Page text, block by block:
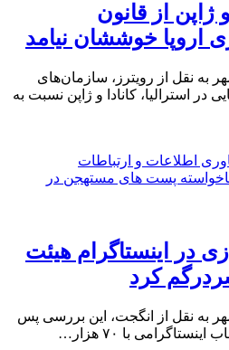
و ژاپن از قانون
اروپا خوششان نیامد
به نقل از رویترز، سازمان‌های
در استرالیا، کانادا و ژاپن نسبت به
اطلاعات و ارتباطات
در اینستاگرام هیئت
کرد
به نقل از انگجت، این بررسی پس
با ۷۰ هزار…